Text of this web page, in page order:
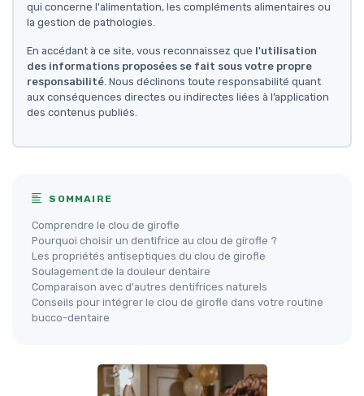
qui concerne l'alimentation, les compléments alimentaires ou
la gestion de pathologies.
En accédant à ce site, vous reconnaissez que l'utilisation
des informations proposées se fait sous votre propre
responsabilité. Nous déclinons toute responsabilité quant
aux conséquences directes ou indirectes liées à l’application
des contenus publiés.
SOMMAIRE
Comprendre le clou de girofle
Pourquoi choisir un dentifrice au clou de girofle ?
Les propriétés antiseptiques du clou de girofle
Soulagement de la douleur dentaire
Comparaison avec d'autres dentifrices naturels
Conseils pour intégrer le clou de girofle dans votre routine
bucco-dentaire